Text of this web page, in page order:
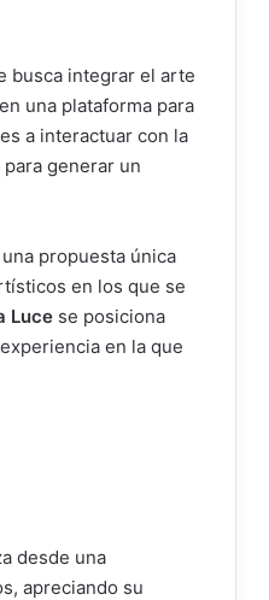
busca integrar el arte
una plataforma para
a interactuar con la
generar un
propuesta única
en los que se
Luce se posiciona
en la que
desde una
apreciando su